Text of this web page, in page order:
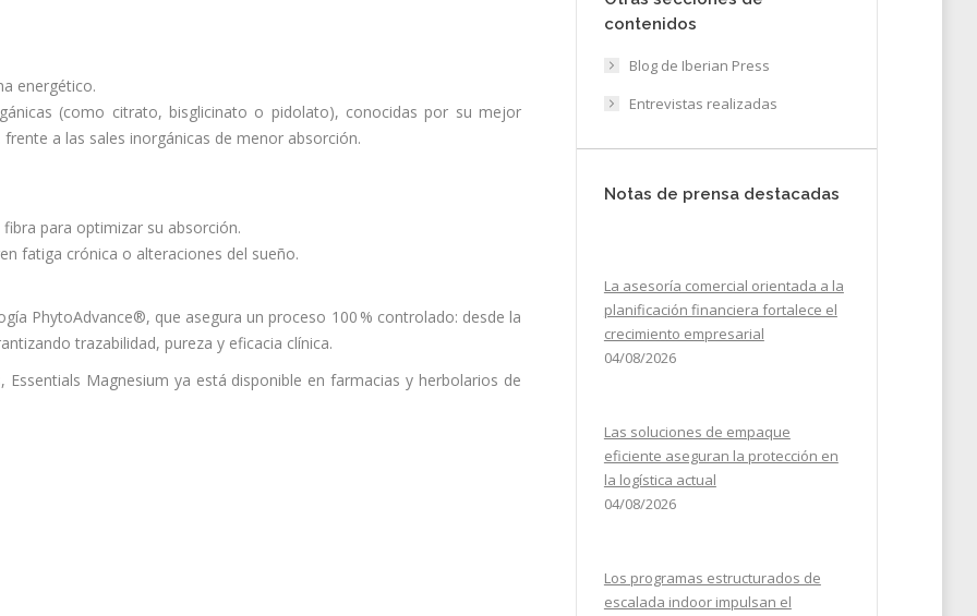
energético.
(como citrato, bisglicinato o pidolato), conocidas por su mejor
a las sales inorgánicas de menor absorción.
para optimizar su absorción.
fatiga crónica o alteraciones del sueño.
PhytoAdvance®, que asegura un proceso 100 % controlado: desde la
trazabilidad, pureza y eficacia clínica.
Magnesium ya está disponible en farmacias y herbolarios de
contenidos
Blog de Iberian Press
Entrevistas realizadas
Notas de prensa destacadas
La asesoría comercial orientada a la
planificación financiera fortalece el
crecimiento empresarial
04/08/2026
Las soluciones de empaque
eficiente aseguran la protección en
la logística actual
04/08/2026
Los programas estructurados de
escalada indoor impulsan el